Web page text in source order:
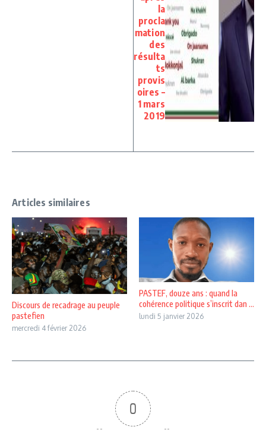
la
procla
mation
des
résulta
ts
provis
oires –
1 mars
2019
Articles similaires
Discours de recadrage au peuple
pastefien
mercredi 4 février 2026
PASTEF, douze ans : quand la
cohérence politique s’inscrit dan ...
lundi 5 janvier 2026
0